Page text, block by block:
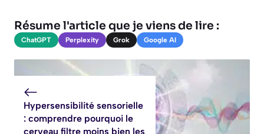
Résume l'article que je viens de lire :
ChatGPT Perplexity Grok Google AI
Hypersensibilité sensorielle
: comprendre pourquoi le
cerveau filtre moins bien les